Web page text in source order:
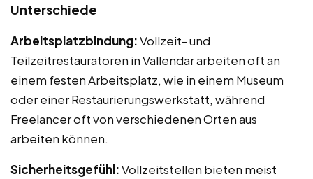
Unterschiede
Arbeitsplatzbindung:Vollzeit- und
Teilzeitrestauratoren in Vallendar arbeiten oft an
einem festen Arbeitsplatz, wie in einem Museum
oder einer Restaurierungswerkstatt, während
Freelancer oft von verschiedenen Orten aus
arbeiten können.
Sicherheitsgefühl:Vollzeitstellen bieten meist